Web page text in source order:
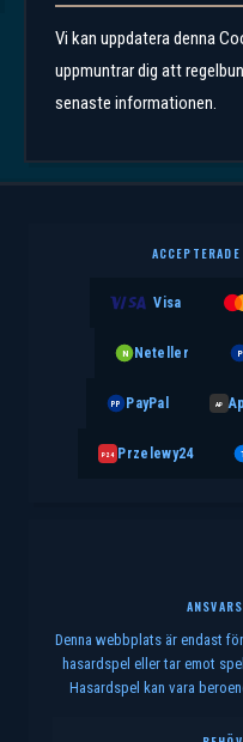
Vi kan uppdatera denna
uppmuntrar dig att
senaste informationen.
Visa
N Neteller P
PP PayPal AP
P24 Przelewy24
Denna webbplats är endast
hasardspel eller tar emot
Hasardspel kan vara